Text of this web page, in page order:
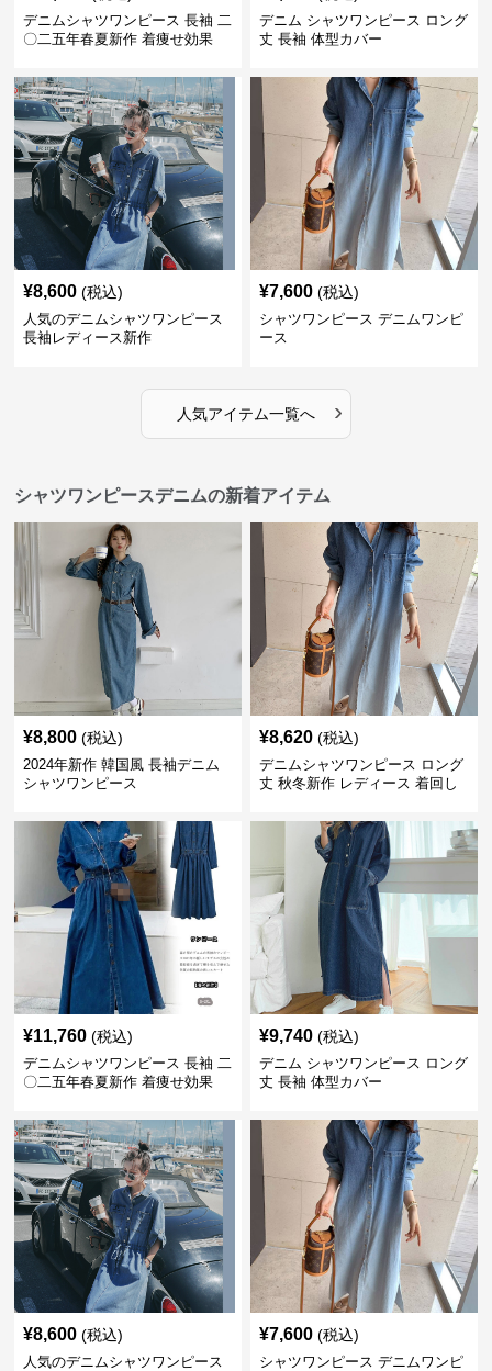
デニムシャツワンピース 長袖 二
〇二五年春夏新作 着痩せ効果
デニム シャツワンピース ロング
丈 長袖 体型カバー
¥8,600 (税込)
人気のデニムシャツワンピース
長袖レディース新作
¥7,600 (税込)
シャツワンピース デニムワンピ
ース
人気アイテム一覧へ ›
シャツワンピースデニムの新着アイテム
¥8,800 (税込)
2024年新作 韓国風 長袖デニム
シャツワンピース
¥8,620 (税込)
デニムシャツワンピース ロング
丈 秋冬新作 レディース 着回し
¥11,760 (税込)
デニムシャツワンピース 長袖 二
〇二五年春夏新作 着痩せ効果
¥9,740 (税込)
デニム シャツワンピース ロング
丈 長袖 体型カバー
¥8,600 (税込)
人気のデニムシャツワンピース
¥7,600 (税込)
シャツワンピース デニムワンピ